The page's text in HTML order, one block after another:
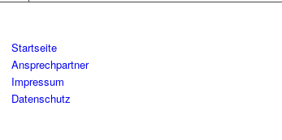
Startseite
Ansprechpartner
Impressum
Datenschutz